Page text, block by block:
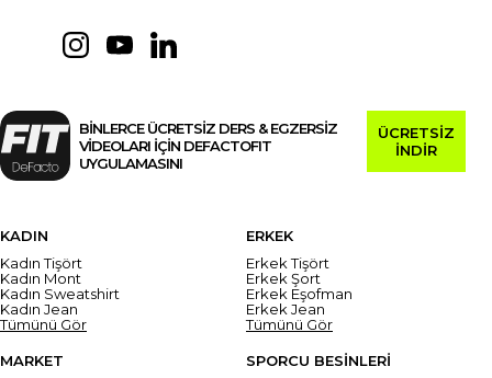
BİNLERCE ÜCRETSİZ DERS & EGZERSİZ
VİDEOLARI İÇİN DEFACTOFIT
UYGULAMASINI
ÜCRETSİZ
İNDİR
KADIN
Kadın Tişört
Kadın Mont
Kadın Sweatshirt
Kadın Jean
Tümünü Gör
ERKEK
Erkek Tişört
Erkek Şort
Erkek Eşofman
Erkek Jean
Tümünü Gör
MARKET
SPORCU BESİNLERİ